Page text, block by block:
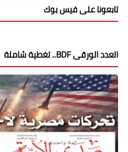
تابعونا على فيس بوك
العدد الورقى BDF.. تغطية شاملة